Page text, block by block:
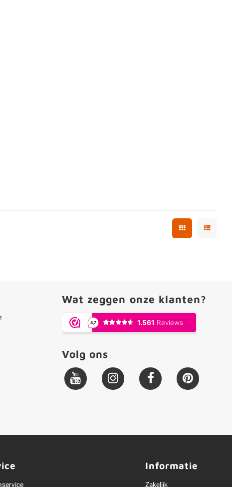
Wat zeggen onze klanten?
Volg ons
Informatie
Zakelijk